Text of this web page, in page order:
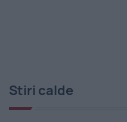
Stiri calde